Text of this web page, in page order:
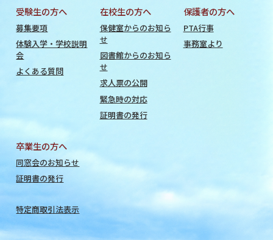
受験生の方へ
募集要項
体験入学・学校説明
会
よくある質問
在校生の方へ
保健室からのお知ら
せ
図書館からのお知ら
せ
求人票の公開
緊急時の対応
証明書の発行
保護者の方へ
PTA行事
事務室より
卒業生の方へ
同窓会のお知らせ
証明書の発行
特定商取引法表示